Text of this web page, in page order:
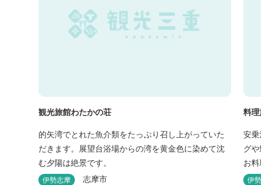
観光旅館わたかの荘
的矢湾でとれた魚介類をたっぷり召し上がっていた
だきます。展望台浴場からの湾を黄金色に染めて沈
む夕陽は絶景です。
伊勢志摩 志摩市
料
安
グ
お
望で
伊